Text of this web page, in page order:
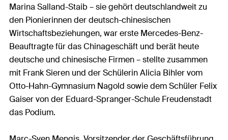
Marina Salland-Staib – sie gehört deutschlandweit zu
den Pionierinnen der deutsch-chinesischen
Wirtschaftsbeziehungen, war erste Mercedes-Benz-
Beauftragte für das Chinageschäft und berät heute
deutsche und chinesische Firmen – stellte zusammen
mit Frank Sieren und der Schülerin Alicia Bihler vom
Otto-Hahn-Gymnasium Nagold sowie dem Schüler Felix
Gaiser von der Eduard-Spranger-Schule Freudenstadt
das Podium.